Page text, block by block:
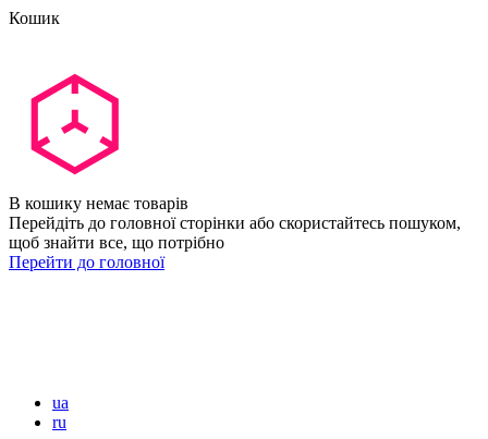
Кошик
В кошику немає товарів
Перейдіть до головної сторінки або скористайтесь пошуком,
щоб знайти все, що потрібно
Перейти до головної
ua
ru